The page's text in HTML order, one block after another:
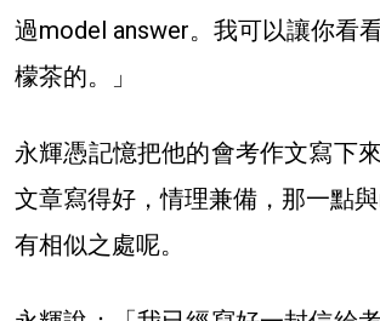
過model answer。我可以讓你看
檬茶的。」
永輝憑記憶把他的會考作文寫下
文章寫得好，情理兼備，那一點
有相似之處呢。